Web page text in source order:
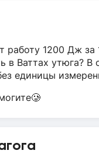
работу 1200 Дж за
в Ваттах утюга? В
единицы